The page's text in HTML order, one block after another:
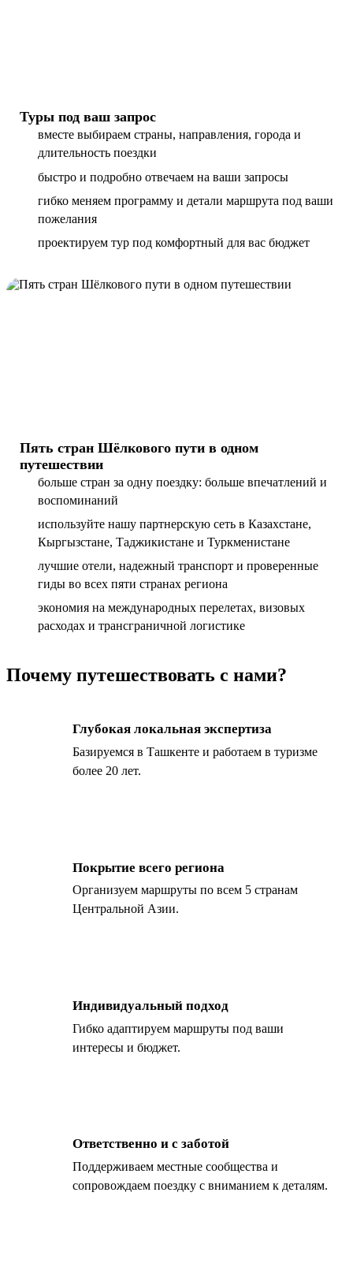
Туры под ваш запрос
вместе выбираем страны, направления, города и
длительность поездки
быстро и подробно отвечаем на ваши запросы
гибко меняем программу и детали маршрута под ваши
пожелания
проектируем тур под комфортный для вас бюджет
Пять стран Шёлкового пути в одном
путешествии
больше стран за одну поездку: больше впечатлений и
воспоминаний
используйте нашу партнерскую сеть в Казахстане,
Кыргызстане, Таджикистане и Туркменистане
лучшие отели, надежный транспорт и проверенные
гиды во всех пяти странах региона
экономия на международных перелетах, визовых
расходах и трансграничной логистике
Почему путешествовать с нами?
Глубокая локальная экспертиза
Базируемся в Ташкенте и работаем в туризме
более 20 лет.
Покрытие всего региона
Организуем маршруты по всем 5 странам
Центральной Азии.
Индивидуальный подход
Гибко адаптируем маршруты под ваши
интересы и бюджет.
Ответственно и с заботой
Поддерживаем местные сообщества и
сопровождаем поездку с вниманием к деталям.